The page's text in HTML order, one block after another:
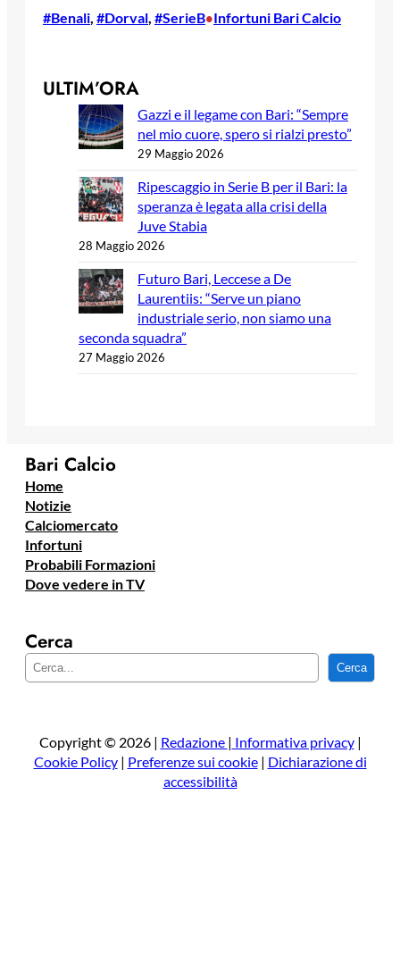
#Benali, #Dorval, #SerieB•Infortuni Bari Calcio
ULTIM’ORA
Gazzi e il legame con Bari: “Sempre
nel mio cuore, spero si rialzi presto”
29 Maggio 2026
Ripescaggio in Serie B per il Bari: la
speranza è legata alla crisi della
Juve Stabia
28 Maggio 2026
Futuro Bari, Leccese a De
Laurentiis: “Serve un piano
industriale serio, non siamo una
seconda squadra”
27 Maggio 2026
Bari Calcio
Home
Notizie
Calciomercato
Infortuni
Probabili Formazioni
Dove vedere in TV
Cerca
e
a
Cerca
Copyright © 2026 | Redazione | Informativa privacy|
Cookie Policy| Preferenze sui cookie| Dichiarazione di
accessibilità